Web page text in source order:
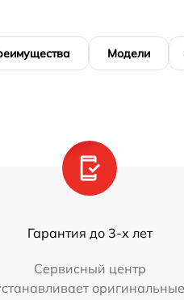
Модели
Гарантия до 3-х лет
Сервисный центр
оригинальные